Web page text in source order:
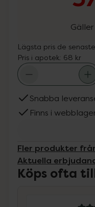
Lägsta pris de
Pris i apotek: 68 kr
Snabba
Finns i
Fler produkter
Aktuella
Köps ofta